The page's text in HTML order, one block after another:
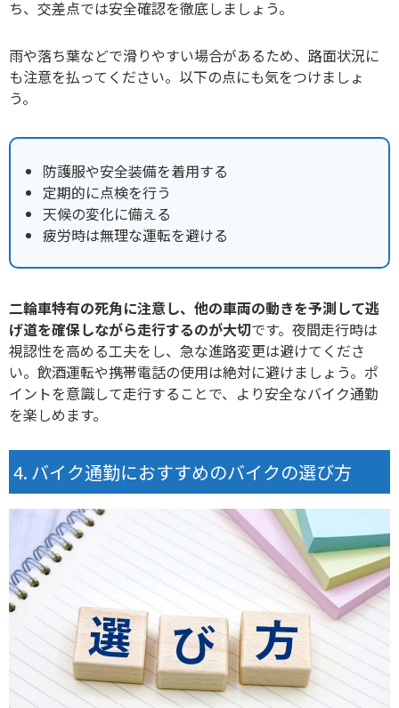
ち、交差点では安全確認を徹底しましょう。
雨や落ち葉などで滑りやすい場合があるため、路面状況に
も注意を払ってください。以下の点にも気をつけましょ
う。
防護服や安全装備を着用する
定期的に点検を行う
天候の変化に備える
疲労時は無理な運転を避ける
二輪車特有の死角に注意し、 他の車両の動きを予測して逃
げ道を確保しながら走行するのが大切です。夜間走行時は
視認性を高める工夫をし、急な進路変更は避けてくださ
い。飲酒運転や携帯電話の使用は絶対に避けましょう。ポ
イントを意識して走行することで、 より安全なバイク通勤
を楽しめます。
バイク通勤におすすめのバイクの選び方